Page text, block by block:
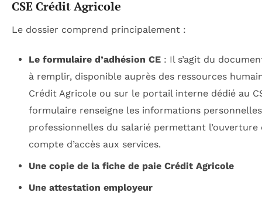
CSE Crédit Agricole
Le dossier comprend principalement :
Le formulaire d’adhésion CE: Il s’agit du
à remplir, disponible auprès des ressources
Crédit Agricole ou sur le portail interne dédié au
formulaire renseigne les informations
professionnelles du salarié permettant l’ouverture
compte d’accès aux services.
Une copie de la fiche de paie Crédit Agricole
Une attestation employeur